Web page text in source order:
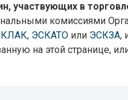
участвующих в
комиссиями
, ЭСКАТО или ЭСКЗА,
на этой странице,